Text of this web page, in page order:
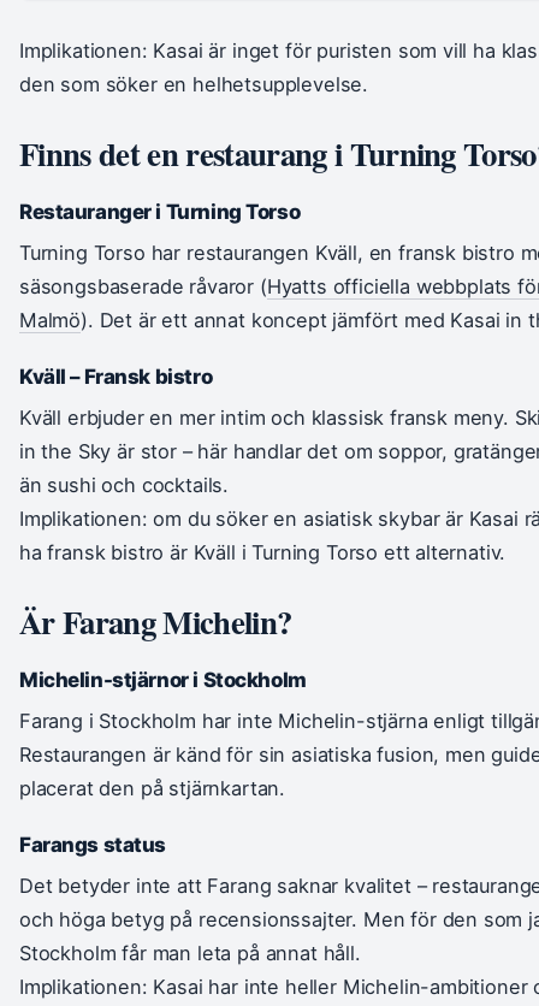
Implikationen: Kasai är inget för puristen som vill ha
den som söker en helhetsupplevelse.
Finns det en restaurang i Turning
Restauranger i Turning Torso
Turning Torso har restaurangen Kväll, en fransk bistro
säsongsbaserade råvaror (Hyatts officiella webbplats
Malmö). Det är ett annat koncept jämfört med Kasai in
Kväll – Fransk bistro
Kväll erbjuder en mer intim och klassisk fransk meny.
in the Sky är stor – här handlar det om soppor,
än sushi och cocktails.
Implikationen: om du söker en asiatisk skybar är Kasai
ha fransk bistro är Kväll i Turning Torso ett alternativ.
Är Farang Michelin?
Michelin-stjärnor i Stockholm
Farang i Stockholm har inte Michelin-stjärna enligt
Restaurangen är känd för sin asiatiska fusion, men
placerat den på stjärnkartan.
Farangs status
Det betyder inte att Farang saknar kvalitet –
och höga betyg på recensionssajter. Men för den som
Stockholm får man leta på annat håll.
Implikationen: Kasai har inte heller Michelin-ambitioner